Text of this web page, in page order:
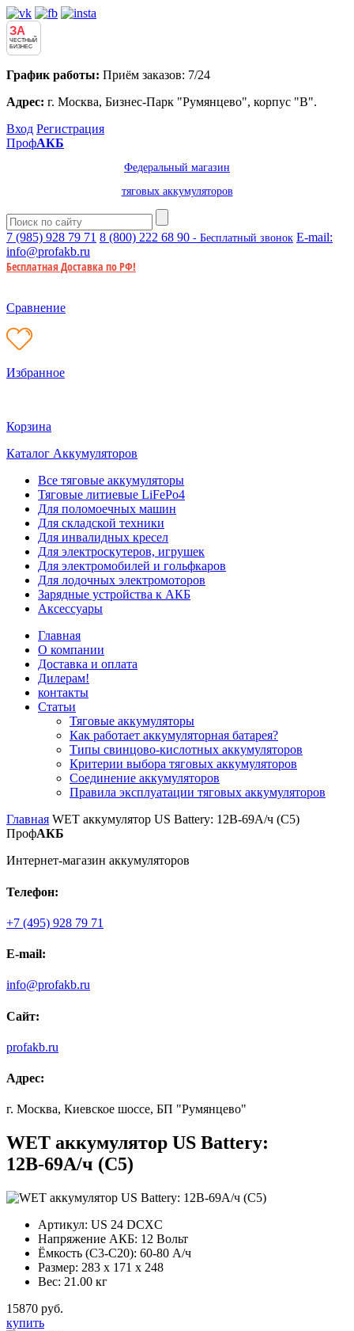
ЗА
ЧЕСТНЫЙ
БИЗНЕС
График работы: Приём заказов: 7/24
Адрес: г. Москва, Бизнес-Парк "Румянцево", корпус "В".
Вход Регистрация
ПрофАКБ
Федеральный магазин
тяговых аккумуляторов
7 (985) 928 79 71 8 (800) 222 68 90 - Бесплатный звонок E-mail:
info@profakb.ru
Бесплатная Доставка по РФ!
Сравнение
Избранное
Корзина
Каталог Аккумуляторов
Все тяговые аккумуляторы
Тяговые литиевые LiFePo4
Для поломоечных машин
Для складской техники
Для инвалидных кресел
Для электроскутеров, игрушек
Для электромобилей и гольфкаров
Для лодочных электромоторов
Зарядные устройства к АКБ
Аксессуары
Главная
О компании
Доставка и оплата
Дилерам!
контакты
Статьи
Тяговые аккумуляторы
Как работает аккумуляторная батарея?
Типы свинцово-кислотных аккумуляторов
Критерии выбора тяговых аккумуляторов
Соединение аккумуляторов
Правила эксплуатации тяговых аккумуляторов
Главная WET аккумулятор US Battery: 12В-69А/ч (С5)
ПрофАКБ
Интернет-магазин аккумуляторов
Телефон:
+7 (495) 928 79 71
E-mail:
info@profakb.ru
Сайт:
profakb.ru
Адрес:
г. Москва, Киевское шоссе, БП "Румянцево"
WET аккумулятор US Battery:
12В-69А/ч (С5)
Артикул: US 24 DCXC
Напряжение АКБ: 12 Вольт
Ёмкость (С3-С20): 60-80 А/ч
Размер: 283 x 171 x 248
Вес: 21.00 кг
15870 руб.
купить